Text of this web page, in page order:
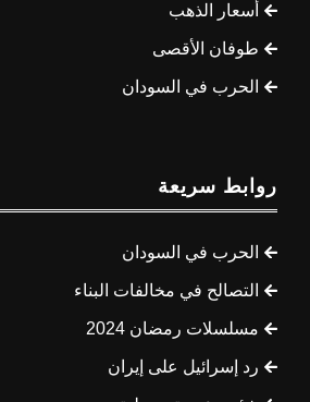
أسعار الذهب
طوفان الأقصى
الحرب في السودان
روابط سريعة
الحرب في السودان
التصالح في مخالفات البناء
مسلسلات رمضان 2024
رد إسرائيل على إيران